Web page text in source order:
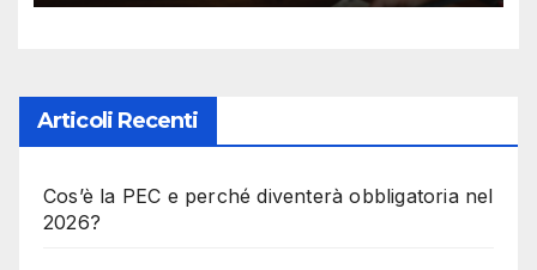
Articoli Recenti
Cos’è la PEC e perché diventerà obbligatoria nel
2026?